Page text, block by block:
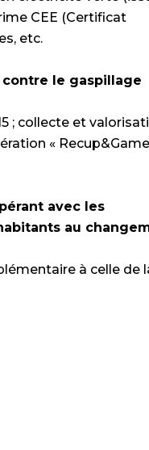
CEE (Certificat
etc.
le gaspillage
; collecte et
«
avec les
au
à celle de